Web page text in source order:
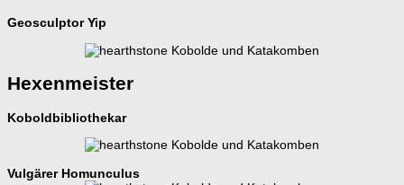
Geosculptor Yip
Hexenmeister
Koboldbibliothekar
Vulgärer Homunculus